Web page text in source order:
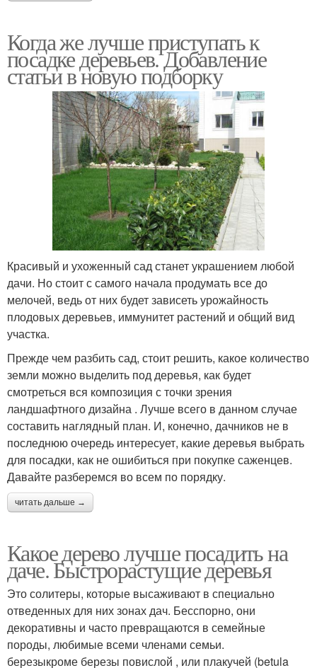
Когда же лучше приступать к
посадке деревьев. Добавление
статьи в новую подборку
Красивый и ухоженный сад станет украшением любой
дачи. Но стоит с самого начала продумать все до
мелочей, ведь от них будет зависеть урожайность
плодовых деревьев, иммунитет растений и общий вид
участка.
Прежде чем разбить сад, стоит решить, какое количество
земли можно выделить под деревья, как будет
смотреться вся композиция с точки зрения
ландшафтного дизайна . Лучше всего в данном случае
составить наглядный план. И, конечно, дачников не в
последнюю очередь интересует, какие деревья выбрать
для посадки, как не ошибиться при покупке саженцев.
Давайте разберемся во всем по порядку.
читать дальше →
Какое дерево лучше посадить на
даче. Быстрорастущие деревья
Это солитеры, которые высаживают в специально
отведенных для них зонах дач. Бесспорно, они
декоративны и часто превращаются в семейные
породы, любимые всеми членами семьи.
березыкроме березы повислой , или плакучей (betula